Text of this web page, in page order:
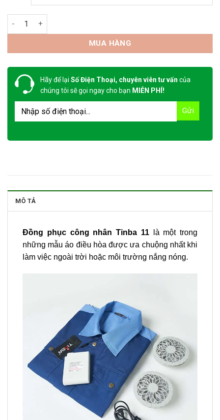
Đồng phục công nhân Tinba 11 số lượng
MUA HÀNG
Hãy để lại Số Điện Thoại, chuyên viên tư vấn của
chúng tôi sẽ gọi ngay cho bạn MIỄN PHÍ!
MÔ TẢ
Đồng phục công nhân Tinba 11là một trong
những mẫu áo điều hòa được ưa chuộng nhất khi
làm việc ngoài trời hoặc môi trường nắng nóng.